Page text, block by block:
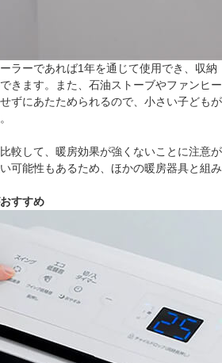
ラーであれば1年を通じて使用でき、収納
きます。また、石油ストーブやファンヒー
ずにあたためられるので、小さい子どもが
較して、暖房効果が強くないことに注意が
可能性もあるため、ほかの暖房器具と組み
すすめ